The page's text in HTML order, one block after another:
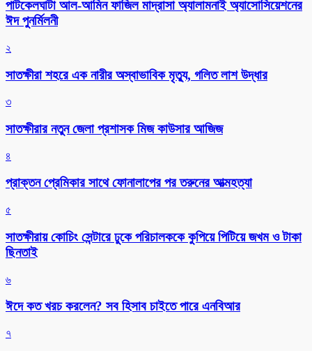
পাটকেলঘাটা আল-আমিন ফাজিল মাদ্রাসা অ্যালামনাই অ্যাসোসিয়েশনের
ঈদ পুনর্মিলনী
২
সাতক্ষীরা শহরে এক নারীর অস্বাভাবিক মৃত্যু, গলিত লাশ উদ্ধার
৩
সাতক্ষীরার নতুন জেলা প্রশাসক মিজ কাউসার আজিজ
৪
প্রাক্তন প্রেমিকার সাথে ফোনালাপের পর তরুনের আত্মহত্যা
৫
সাতক্ষীরায় কোচিং সেন্টারে ঢুকে পরিচালককে কুপিয়ে পিটিয়ে জখম ও টাকা
ছিনতাই
৬
ঈদে কত খরচ করলেন? সব হিসাব চাইতে পারে এনবিআর
৭